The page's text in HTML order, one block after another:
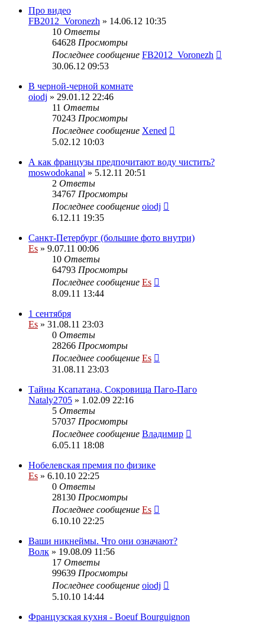
Про видео
FB2012_Voronezh » 14.06.12 10:35
10 Ответы
64628 Просмотры
Последнее сообщение FB2012_Voronezh
30.06.12 09:53
В черной-черной комнате
oiodj » 29.01.12 22:46
11 Ответы
70243 Просмотры
Последнее сообщение Xened
5.02.12 10:03
А как французы предпочитают воду чистить?
moswodokanal » 5.12.11 20:51
2 Ответы
34767 Просмотры
Последнее сообщение oiodj
6.12.11 19:35
Санкт-Петербург (большие фото внутри)
Es » 9.07.11 00:06
10 Ответы
64793 Просмотры
Последнее сообщение Es
8.09.11 13:44
1 сентября
Es » 31.08.11 23:03
0 Ответы
28266 Просмотры
Последнее сообщение Es
31.08.11 23:03
Тайны Ксапатана, Сокровища Паго-Паго
Nataly2705 » 1.02.09 22:16
5 Ответы
57037 Просмотры
Последнее сообщение Владимир
6.05.11 18:08
Нобелевская премия по физике
Es » 6.10.10 22:25
0 Ответы
28130 Просмотры
Последнее сообщение Es
6.10.10 22:25
Ваши никнеймы. Что они означают?
Волк » 19.08.09 11:56
17 Ответы
99639 Просмотры
Последнее сообщение oiodj
5.10.10 14:44
Французская кухня - Boeuf Bourguignon